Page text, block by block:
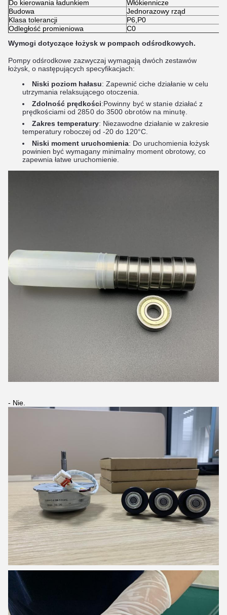
Do kierowania ładunkiem
Włókiennicze
Budowa
Jednorazowy rząd
Klasa tolerancji
P6,P0
Odległość promieniowa
C0
Wymogi dotyczące łożysk w pompach odśrodkowych.
Pompy odśrodkowe zazwyczaj wymagają dwóch zestawów
łożysk, o następujących specyfikacjach:
Niski poziom hałasu: Zapewnić ciche działanie w celu
utrzymania relaksującego otoczenia.
Zdolność prędkości:Powinny być w stanie działać z
prędkościami od 2850 do 3500 obrotów na minutę.
Zakres temperatury: Niezawodne działanie w zakresie
temperatury roboczej od -20 do 120°C.
Niski moment uruchomienia: Do uruchomienia łożysk
powinien być wymagany minimalny moment obrotowy, co
zapewnia łatwe uruchomienie.
- Nie.